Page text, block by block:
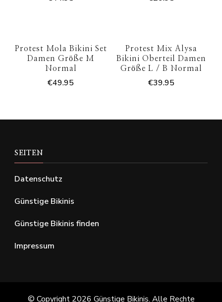
Protest Mola Bikini Set
Damen Größe M
Normal
€49.95
Protest Mix Alysa
Bikini Oberteil Damen
Größe L / B Normal
€39.95
SEITEN
Datenschutz
Günstige Bikinis
Günstige Bikinis finden
Impressum
© Copyright 2026 Günstige Bikinis. Alle Rechte